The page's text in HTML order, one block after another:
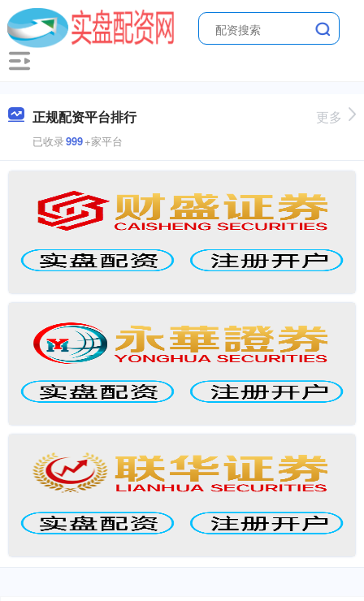
正规配资平台排行
已收录999+家平台
更多